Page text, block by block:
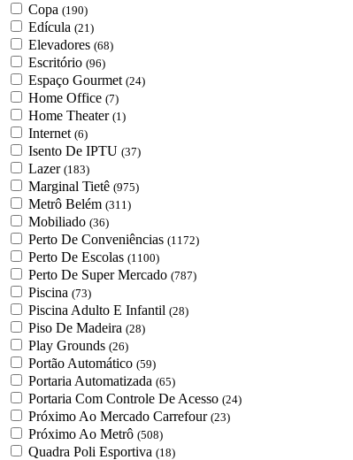
Copa (190)
Edícula (21)
Elevadores (68)
Escritório (96)
Espaço Gourmet (24)
Home Office (7)
Home Theater (1)
Internet (6)
Isento De IPTU (37)
Lazer (183)
Marginal Tietê (975)
Metrô Belém (311)
Mobiliado (36)
Perto De Conveniências (1172)
Perto De Escolas (1100)
Perto De Super Mercado (787)
Piscina (73)
Piscina Adulto E Infantil (28)
Piso De Madeira (28)
Play Grounds (26)
Portão Automático (59)
Portaria Automatizada (65)
Portaria Com Controle De Acesso (24)
Próximo Ao Mercado Carrefour (23)
Próximo Ao Metrô (508)
Quadra Poli Esportiva (18)